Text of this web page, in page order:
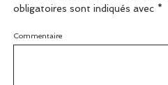
obligatoires sont indiqués avec *
Commentaire